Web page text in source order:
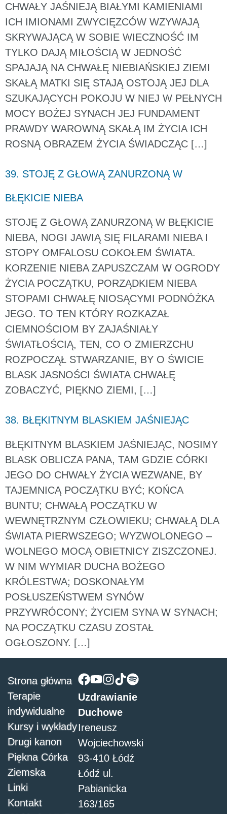
CHWAŁY JAŚNIEJĄ BIAŁYMI KAMIENIAMI
ICH IMIONAMI ZWYCIĘZCÓW WZYWAJĄ
SKRYWAJĄCĄ W SOBIE WIECZNOŚĆ IM
TYLKO DAJĄ MIŁOŚCIĄ W JEDNOŚĆ
SPAJAJĄ NA CHWAŁĘ NIEBIAŃSKIEJ ZIEMI
SKAŁĄ MATKI SIĘ STAJĄ OSTOJĄ JEJ DLA
SZUKAJĄCYCH POKOJU W NIEJ W PEŁNYCH
MOCY BOŻEJ SYNACH JEJ FUNDAMENT
PRAWDY WAROWNĄ SKAŁĄ IM ŻYCIA ICH
ROSNĄ OBRAZEM ŻYCIA ŚWIADCZĄC […]
39. STOJĘ Z GŁOWĄ ZANURZONĄ W
BŁĘKICIE NIEBA
STOJĘ Z GŁOWĄ ZANURZONĄ W BŁĘKICIE
NIEBA, NOGI JAWIĄ SIĘ FILARAMI NIEBA I
STOPY OMFALOSU COKOŁEM ŚWIATA.
KORZENIE NIEBA ZAPUSZCZAM W OGRODY
ŻYCIA POCZĄTKU, PORZĄDKIEM NIEBA
STOPAMI CHWAŁĘ NIOSĄCYMI PODNÓŻKA
JEGO. TO TEN KTÓRY ROZKAZAŁ
CIEMNOŚCIOM BY ZAJAŚNIAŁY
ŚWIATŁOŚCIĄ, TEN, CO O ZMIERZCHU
ROZPOCZĄŁ STWARZANIE, BY O ŚWICIE
BLASK JASNOŚCI ŚWIATA CHWAŁĘ
ZOBACZYĆ, PIĘKNO ZIEMI, […]
38. BŁĘKITNYM BLASKIEM JAŚNIEJĄC
BŁĘKITNYM BLASKIEM JAŚNIEJĄC, NOSIMY
BLASK OBLICZA PANA, TAM GDZIE CÓRKI
JEGO DO CHWAŁY ŻYCIA WEZWANE, BY
TAJEMNICĄ POCZĄTKU BYĆ; KOŃCA
BUNTU; CHWAŁĄ POCZĄTKU W
WEWNĘTRZNYM CZŁOWIEKU; CHWAŁĄ DLA
ŚWIATA PIERWSZEGO; WYZWOLONEGO –
WOLNEGO MOCĄ OBIETNICY ZISZCZONEJ.
W NIM WYMIAR DUCHA BOŻEGO
KRÓLESTWA; DOSKONAŁYM
POSŁUSZEŃSTWEM SYNÓW
PRZYWRÓCONY; ŻYCIEM SYNA W SYNACH;
NA POCZĄTKU CZASU ZOSTAŁ
OGŁOSZONY. […]
Uzdrawianie
Duchowe
Ireneusz
Wojciechowski
93-410 Łódź
Łódź ul.
Pabianicka
163/165
Strona główna
Terapie
indywidualne
Kursy i wykłady
Drugi kanon
Piękna Córka
Ziemska
Linki
Kontakt